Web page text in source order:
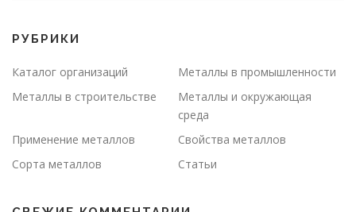
РУБРИКИ
Каталог организаций
Металлы в промышленности
Металлы в строительстве
Металлы и окружающая
среда
Применение металлов
Свойства металлов
Сорта металлов
Статьи